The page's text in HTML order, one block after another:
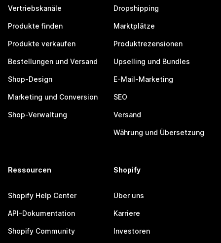
Vertriebskanäle
Produkte finden
Produkte verkaufen
Bestellungen und Versand
Shop-Design
Marketing und Conversion
Shop-Verwaltung
Dropshipping
Marktplätze
Produktrezensionen
Upselling und Bundles
E-Mail-Marketing
SEO
Versand
Währung und Übersetzung
Ressourcen
Shopify Help Center
API-Dokumentation
Shopify Community
Shopify
Über uns
Karriere
Investoren